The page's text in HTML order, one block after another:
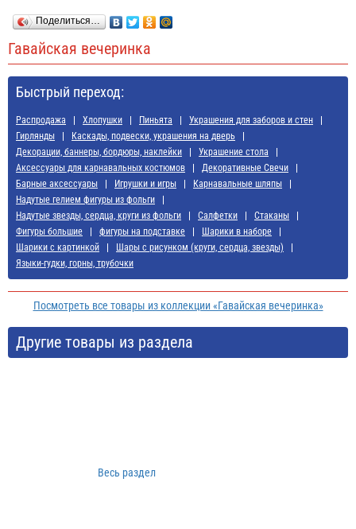
Поделиться…
Гавайская вечеринка
Быстрый переход:
Распродажа Хлопушки Пиньята
Украшения для заборов и стен
Гирлянды
Каскады, подвески, украшения на дверь
Декорации, баннеры, бордюры, наклейки
Украшение стола
Аксессуары для карнавальных костюмов
Декоративные Свечи
Барные аксессуары
Игрушки и игры
Карнавальные шляпы
Надутые гелием фигуры из фольги
Надутые звезды, сердца, круги из фольги
Салфетки
Стаканы
Фигуры большие
фигуры на подставке
Шарики в наборе
Шарики с картинкой
Шары с рисунком (круги, сердца, звезды)
Языки-гудки, горны, трубочки
Посмотреть все товары из коллекции «Гавайская вечеринка»
Другие товары из раздела
Весь раздел